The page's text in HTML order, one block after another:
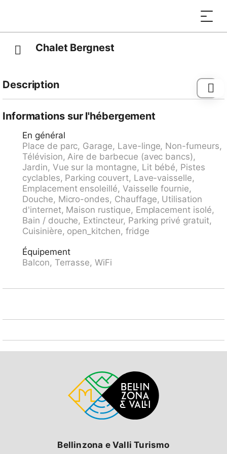
Chalet Bergnest
Description
accueillante, rustique "Chalet Bergnest", 830 m au
dessus du niveau de la mer, de 3 étages, année de
construction 1990, rénovée en 2010. En bordure de la
localité, à 4 km du centre de Schiers, situation
tranquille, ensoleillée, surélevée sur un versant. A
usage privé: terrain, jardin. Infrastructures de la
Maison: réduit pour bicyclettes, local pour les skis,
chauffage central, lave-linge, sèche-linge. Accès en
voiture jusqu'à la maison (route de montagne). Place
de parking près de la maison, garage individuel.
Magasins 4 km, magasin d'alimentation 4 km,
supermarché 4 km, restaurant 4 km, arrêt de bus 100
km. Les domaines skiables de renommée sont
facilement accessibles: Klosters/Davos 20 km,
Informations sur l'hébergement
En général
Place de parc, Garage, Lave-linge, Non-fumeurs,
Télévision, Aire de barbecue (avec bancs),
Jardin, Vue sur la montagne, Lit bébé, Pistes
cyclables, Parking couvert, Lave-vaisselle,
Emplacement ensoleillé, Vaisselle fournie,
Douche, Micro-ondes, Chauffage, Utilisation
d'internet, Maison rustique, Emplacement isolé,
Bain / douche, Extincteur, Parking privé gratuit,
Cuisinière, open_kitchen, fridge
Équipement
Balcon, Terrasse, WiFi
Bellinzona e Valli Turismo